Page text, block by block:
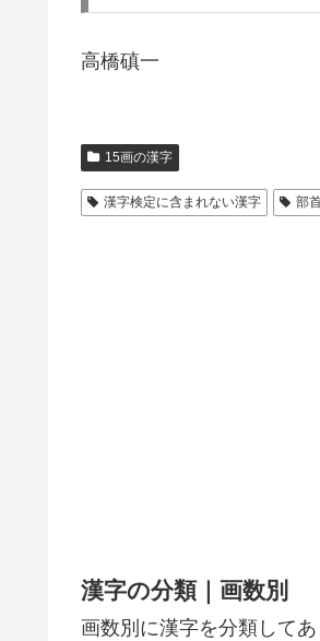
高橋磌一
15画の漢字
漢字検定に含まれない漢字 部
漢字の分類｜画数別
画数別に漢字を分類してあ